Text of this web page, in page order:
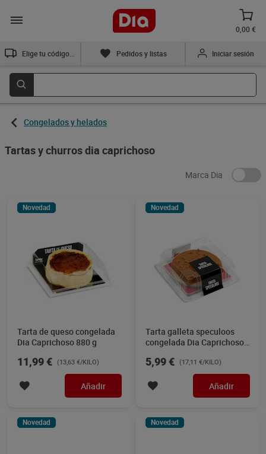
0,00 €
Pedidos y listas Iniciar sesión
Congelados y helados
Tartas y churros dia caprichoso
Marca Dia
Novedad
Tarta de queso congelada
Dia Caprichoso 880 g
11,99 € (13,63 €/KILO)
Añadir
Novedad
Tarta galleta speculoos
congelada Dia Caprichoso
5,99 € (17,11 €/KILO)
Añadir
Novedad Novedad